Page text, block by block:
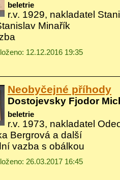
beletrie
r.v. 1929, nakladatel
Minařík
12.12.2016 19:35
Neobyčejné příhody
Dostojevsky Fjodor
beletrie
r.v. 1973, nakladatel
Bergrová a další
vazba s obálkou
26.03.2017 16:45